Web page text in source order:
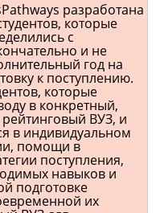
разработана
которые
с
и не
год на
к поступлению.
которые
в конкретный,
ВУЗ, и
в индивидуальном
помощи в
поступления,
навыков и
подготовке
их